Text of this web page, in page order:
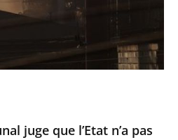
juge que l’Etat n’a pas